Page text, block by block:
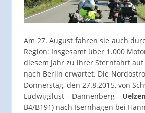
Am 27. August fahren sie auch
Region: Insgesamt über 1.000
diesem Jahr zu ihrer Sternfahrt auf
nach Berlin erwartet. Die
Donnerstag, den 27.8.2015, von
Ludwigslust – Dannenberg –
B4/B191) nach Isernhagen bei